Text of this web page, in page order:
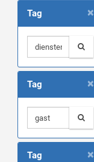
×
Tag
×
Tag
×
Tag